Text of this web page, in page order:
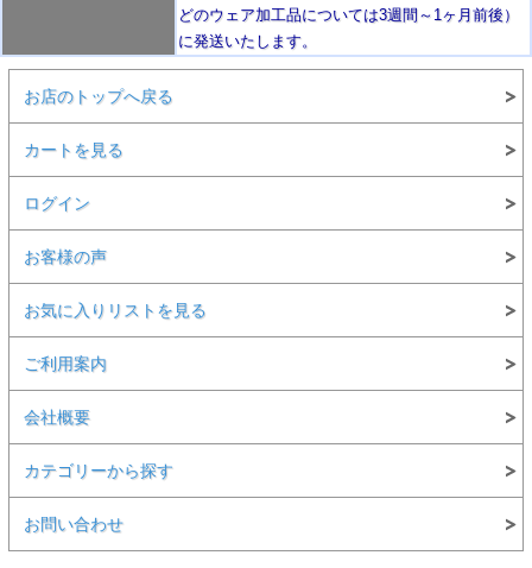
どのウェア加工品については3週間～ 1ヶ月前後 ）
に発送いたします。
お店のトップへ戻る
カートを見る
ログイン
お客様の声
お気に入りリストを見る
ご利用案内
会社概要
カテゴリーから探す
お問い合わせ